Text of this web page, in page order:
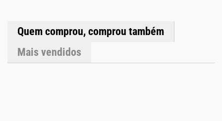
Quem comprou, comprou também
Mais vendidos